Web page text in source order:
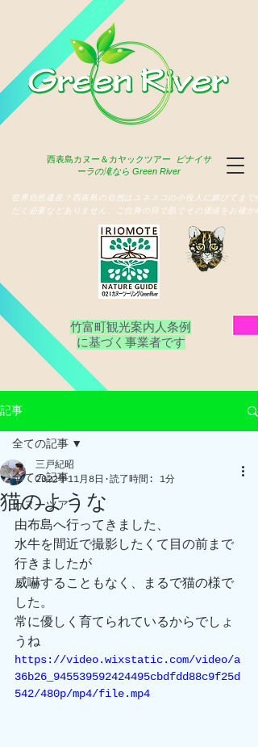
西表島カヌー＆カヤックツアー
ピナイサ
ーラの滝なら Green River
竹富町観光案内人条例
​に基づく事業者です
世界自然遺産？西表島の自然はユネスコの小役人に媚びてまで
だく必要などありません、ご自身の目で肌でその価値をお確か
記事
全ての記事
カヌーツアー
全ての記事
猫のような
三戸紀昭
2022年11月8日
読了時間: 1分
由布島へ行ってきました、
水牛を間近で撮影したくて目の前まで
行きましたが
威嚇することもなく、まるで猫の様で
した。
常に優しく育てられているからでしょ
うね
https://video.wixstatic.com/video/a
36b26_945539592424495cbdfdd88c9f25d
542/480p/mp4/file.mp4